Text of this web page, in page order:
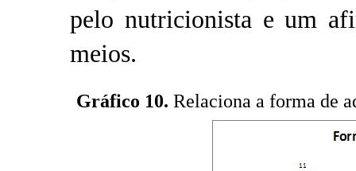
pelo nutricionista e um
meios.
Gráfico 10. Relaciona a forma de